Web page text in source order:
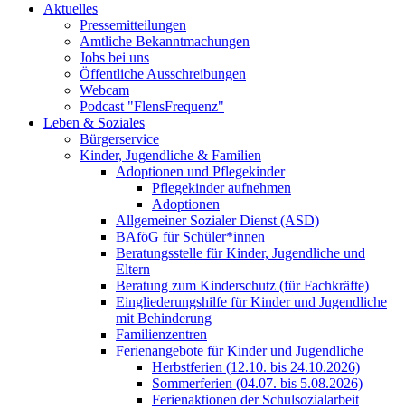
Aktuelles
Pressemitteilungen
Amtliche Bekanntmachungen
Jobs bei uns
Öffentliche Ausschreibungen
Webcam
Podcast "FlensFrequenz"
Leben & Soziales
Bürgerservice
Kinder, Jugendliche & Familien
Adoptionen und Pflegekinder
Pflegekinder aufnehmen
Adoptionen
Allgemeiner Sozialer Dienst (ASD)
BAföG für Schüler*innen
Beratungsstelle für Kinder, Jugendliche und
Eltern
Beratung zum Kinderschutz (für Fachkräfte)
Eingliederungshilfe für Kinder und Jugendliche
mit Behinderung
Familienzentren
Ferienangebote für Kinder und Jugendliche
Herbstferien (12.10. bis 24.10.2026)
Sommerferien (04.07. bis 5.08.2026)
Ferienaktionen der Schulsozialarbeit